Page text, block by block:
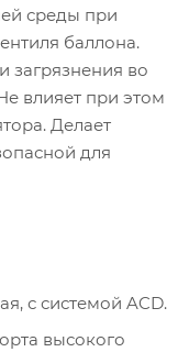
среды при
баллона.
загрязнения во
влияет при этом
Делает
для
с системой ACD.
высокого